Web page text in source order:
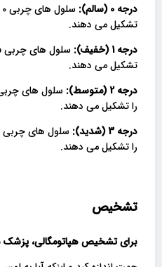
درجه 0 (سالم):
تشکیل می دهند.
درجه 1 (خفیف):
تشکیل می دهند.
درجه 2 (متوسط):
را تشکیل می دهند.
درجه 3 (شدید):
را تشکیل می دهند.
تشخیص
برای تشخیص هپاتومگالی،